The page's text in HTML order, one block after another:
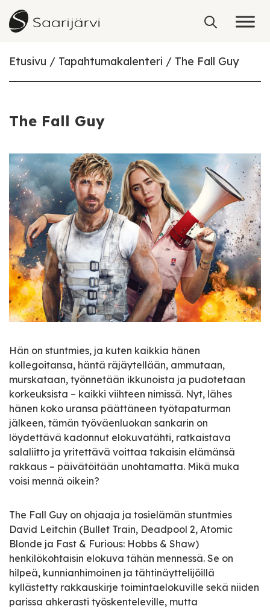
Skip to content
Etusivu Tapahtumakalenteri The Fall Guy
The Fall Guy
Hän on stuntmies, ja kuten kaikkia hänen
kollegoitansa, häntä räjäytellään, ammutaan,
murskataan, työnnetään ikkunoista ja pudotetaan
korkeuksista – kaikki viihteen nimissä. Nyt, lähes
hänen koko uransa päättäneen työtapaturman
jälkeen, tämän työväenluokan sankarin on
löydettävä kadonnut elokuvatähti, ratkaistava
salaliitto ja yritettävä voittaa takaisin elämänsä
rakkaus – päivätöitään unohtamatta. Mikä muka
voisi mennä oikein?
The Fall Guy on ohjaaja ja tosielämän stuntmies
David Leitchin (Bullet Train, Deadpool 2, Atomic
Blonde ja Fast & Furious: Hobbs & Shaw)
henkilökohtaisin elokuva tähän mennessä. Se on
hilpeä, kunnianhimoinen ja tähtinäyttelijöillä
kyllästetty rakkauskirje toimintaelokuville sekä niiden
parissa ahkerasti työskenteleville, mutta